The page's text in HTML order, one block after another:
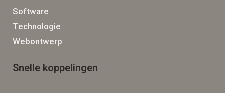
Software
Technologie
Webontwerp
Snelle koppelingen